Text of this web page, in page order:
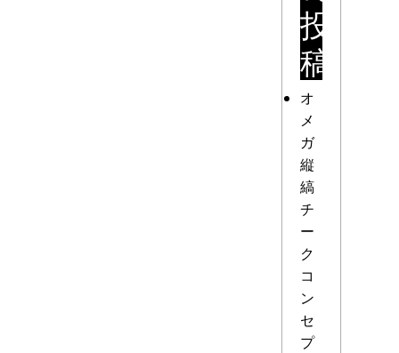
投
稿
オ
メ
ガ
縦
縞
チ
ー
ク
コ
ン
セ
プ